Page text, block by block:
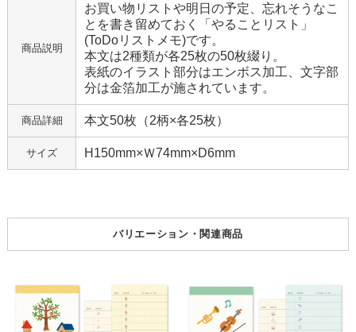
商品説明
お買い物リストや明日の予定、忘れそうなこ
とを書き留めておく「やることリスト」
(ToDoリストメモ)です。
本文は2種類が各25枚の50枚綴り。
表紙のイラスト部分はエンボス加工、文字部
分は金箔加工が施されています。
商品詳細 本文50枚（2柄×各25枚）
サイズ H150mm×Ｗ74mm×D6mm
バリエーション・関連商品